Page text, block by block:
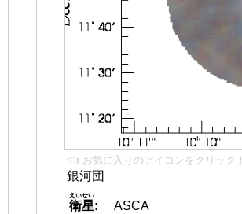
👈 お気に入りのアイコンをクリック！
銀河団
衛星
えいせい
:
ASCA